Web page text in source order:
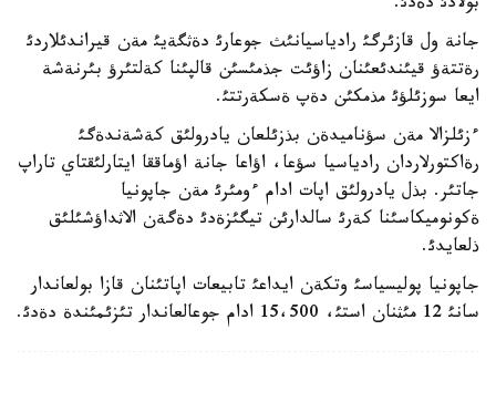
بولادئ دةدئ.
جانة ول قازئرگئ رادياسيانئث جوعارئ دةثگةيئ مةن قيراندئلاردئ
رةتتةؤ قيئندئعئنان زاؤئت جذمئسئن قالپئنا كةلتئرؤ بئرنةشة
ايعا سوزئلؤئ مذمكئن دةپ ةسكةرتتئ.
ءزئلزالا مةن سؤناميدةن بذزئلعان يادرولئق كةشةندةگئ
رةاكتورلاردان رادياسيا سؤعا، اؤاعا جانة اؤماققا ايتارلئقتاي تاراپ
جاتئر. بذل يادرولئق اپات ادام ءومئرئ مةن جاپونيا
ةكونوميكاسئنا كةرئ سالدارئن تيگئزةدئ دةگةن الاثداؤشئلئق
ذلعايدئ.
جاپونيا پوليسياسئ وتكةن ايداعئ تابيعات اپاتئنان قازا بولعاندار
سانئ 12 مئثنان استئ، 15،500 ادام جوعالعاندار تئزئمئندة دةدئ.